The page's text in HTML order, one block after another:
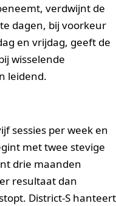
verdwijnt de
dagen, bij voorkeur
en vrijdag, geeft de
wisselende
leidend.
sessies per week en
met twee stevige
drie maanden
resultaat dan
District-S hanteert